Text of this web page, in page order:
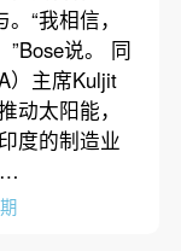
“我相信，
说。 同
）主席Kuljit
动太阳能，
度的制造业